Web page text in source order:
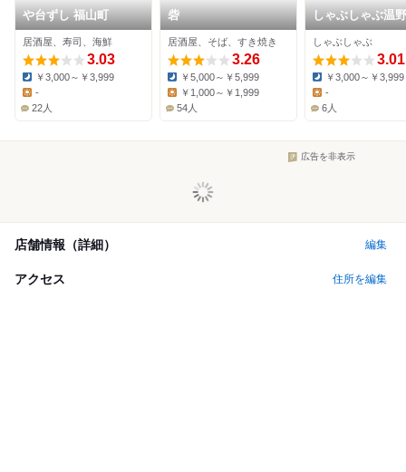
や台ずし 福山町
居酒屋、寿司、海鮮
3.03
Dinner:
￥3,000～￥3,999
Lunch:
-
22人
砦
居酒屋、そば、すき焼き
3.26
Dinner:
￥5,000～￥5,999
Lunch:
￥1,000～￥1,999
54人
しゃぶしゃぶ温
神辺店
しゃぶしゃぶ
3.01
Dinner:
￥3,000～￥3,999
Lunch:
-
6人
広告を非表示
店舗情報（詳細） 編集
アクセス 住所を編集